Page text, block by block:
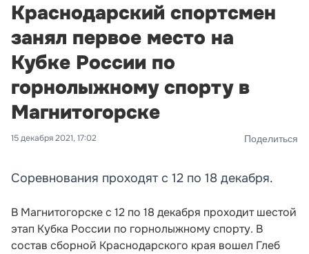
Краснодарский спортсмен
занял первое место на
Кубке России по
горнолыжному спорту в
Магнитогорске
15 декабря 2021, 17:02 Поделиться
Соревнования проходят с 12 по 18 декабря.
В Магнитогорске с 12 по 18 декабря проходит шестой
этап Кубка России по горнолыжному спорту. В
состав сборной Краснодарского края вошел Глеб